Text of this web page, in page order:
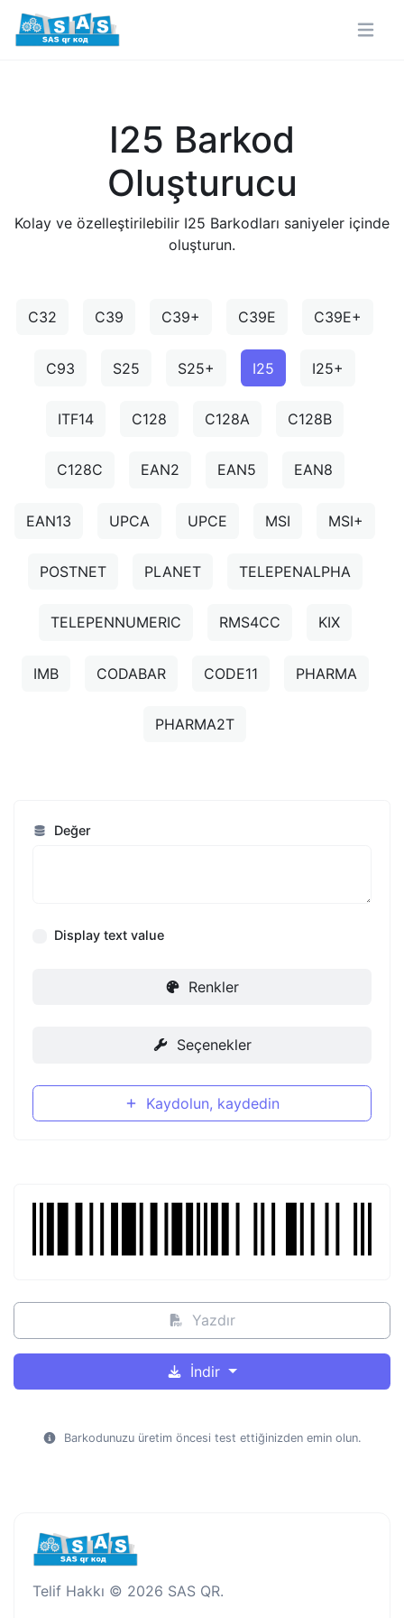
I25 Barkod
Oluşturucu
Kolay ve özelleştirilebilir I25 Barkodları saniyeler içinde
oluşturun.
C32 C39 C39+ C39E C39E+
C93 S25 S25+ I25 I25+
ITF14 C128 C128A C128B
C128C EAN2 EAN5 EAN8
EAN13 UPCA UPCE MSI MSI+
POSTNET PLANET TELEPENALPHA
TELEPENNUMERIC RMS4CC KIX
IMB CODABAR CODE11 PHARMA
PHARMA2T
Değer
Display text value
Renkler
Seçenekler
Kaydolun, kaydedin
Yazdır
İndir
Barkodunuzu üretim öncesi test ettiğinizden emin olun.
Telif Hakkı © 2026 SAS QR.